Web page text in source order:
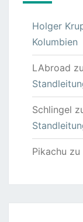
Holger
Kolumbien
LAbroad zu
Schlingel
Pikachu zu